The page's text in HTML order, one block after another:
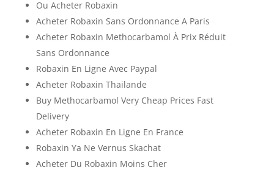
Ou Acheter Robaxin
Acheter Robaxin Sans Ordonnance A Paris
Acheter Robaxin Methocarbamol À Prix Réduit
Sans Ordonnance
Robaxin En Ligne Avec Paypal
Acheter Robaxin Thailande
Buy Methocarbamol Very Cheap Prices Fast
Delivery
Acheter Robaxin En Ligne En France
Robaxin Ya Ne Vernus Skachat
Acheter Du Robaxin Moins Cher